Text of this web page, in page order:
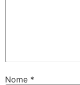
Nome *